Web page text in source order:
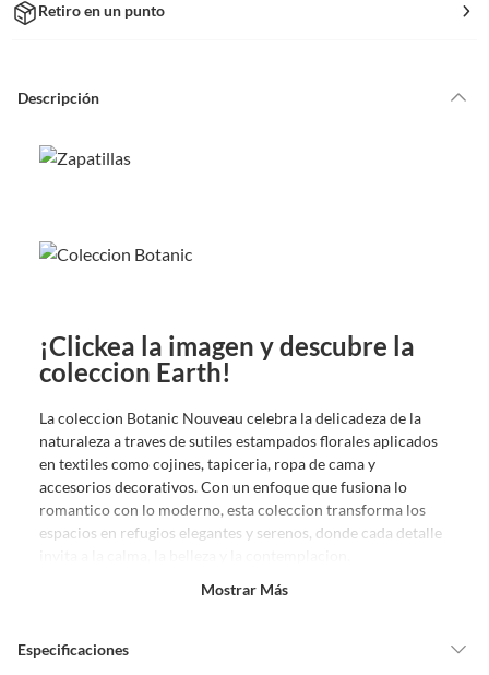
Retiro en un punto
Descripción
¡Clickea la imagen y descubre la
coleccion Earth!
La coleccion Botanic Nouveau celebra la delicadeza de la
naturaleza a traves de sutiles estampados florales aplicados
en textiles como cojines, tapiceria, ropa de cama y
accesorios decorativos. Con un enfoque que fusiona lo
romantico con lo moderno, esta coleccion transforma los
espacios en refugios elegantes y serenos, donde cada detalle
Mostrar Más
Especificaciones